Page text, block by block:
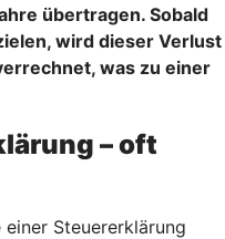
übertragen. Sobald
wird dieser Verlust
was zu einer
– oft
Steuererklärung